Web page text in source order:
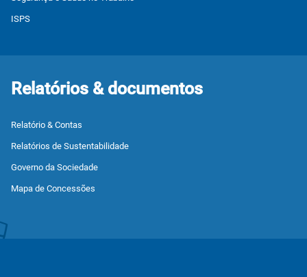
ISPS
Relatórios & documentos
Relatório & Contas
Relatórios de Sustentabilidade
Governo da Sociedade
Mapa de Concessões